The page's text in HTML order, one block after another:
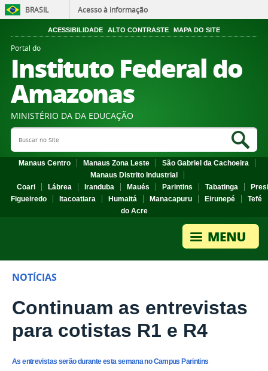
BRASIL Acesso à informação
ACESSIBILIDADE ALTO CONTRASTE MAPA DO SITE
Portal do
Instituto Federal do
Amazonas
MINISTÉRIO DA DA EDUCAÇÃO
Search Site
Manaus Centro Manaus Zona Leste
São Gabriel da Cachoeira
Manaus Distrito Industrial
Coari
Lábrea Iranduba Maués Parintins Tabatinga
Figueiredo
Itacoatiara Humaitá Manacapuru Eirunepé
Tefé
do Acre
NOTÍCIAS
Continuam as entrevistas
para cotistas R1 e R4
As entrevistas serão durante esta semana no Campus Parintins